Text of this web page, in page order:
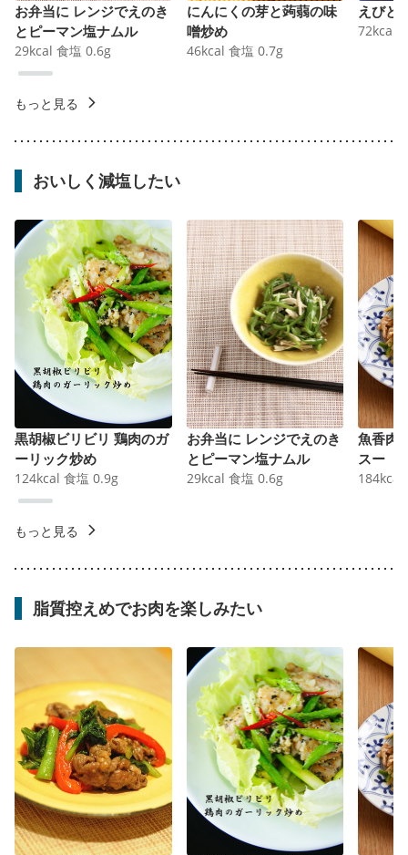
お弁当に レンジでえのき
とピーマン塩ナムル
29kcal 食塩 0.6g
にんにくの芽と蒟蒻の味
噌炒め
46kcal 食塩 0.7g
えびと
72kcal
もっと見る
おいしく減塩したい
黒胡椒ビリビリ 鶏肉のガ
ーリック炒め
124kcal 食塩 0.9g
お弁当に レンジでえのき
とピーマン塩ナムル
29kcal 食塩 0.6g
魚香肉
スー
184kcal
もっと見る
脂質控えめでお肉を楽しみたい